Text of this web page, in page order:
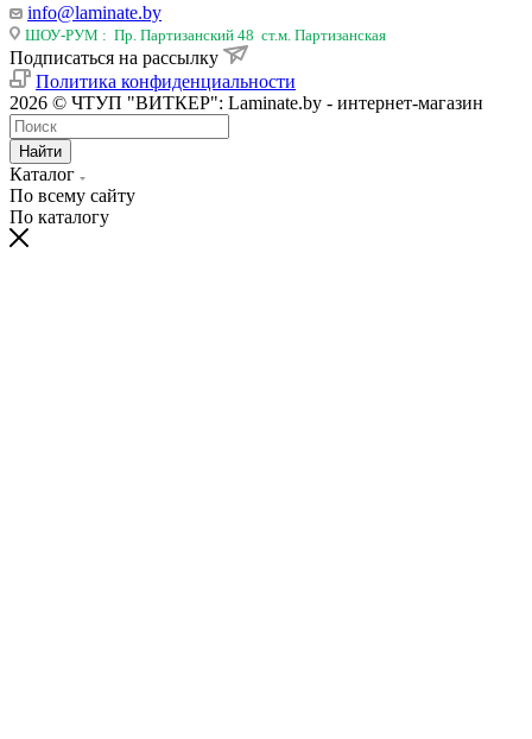
info@laminate.by
ШОУ-РУМ : Пр. Партизанский 48 ст.м. Партизанская
Подписаться на рассылку
Политика конфиденциальности
2026 © ЧТУП "ВИТКЕР": Laminate.by - интернет-магазин
Найти
Каталог
По всему сайту
По каталогу